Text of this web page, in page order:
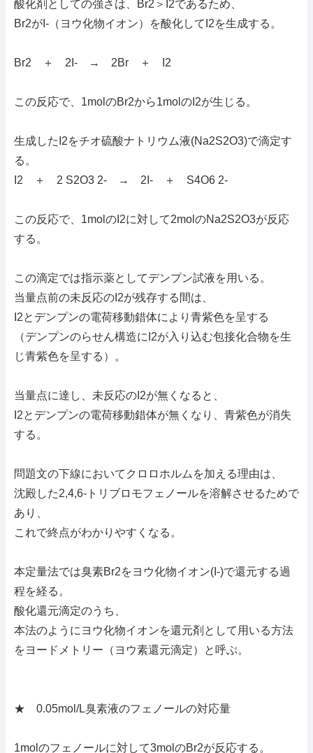
酸化剤としての強さは、Br2＞I2であるため、
Br2がI-（ヨウ化物イオン）を酸化してI2を生成する。
Br2 ＋ 2I- → 2Br ＋ I2
この反応で、1molのBr2から1molのI2が生じる。
生成したI2をチオ硫酸ナトリウム液(Na2S2O3)で滴定す
る。
I2 ＋ 2 S2O3 2- → 2I- ＋ S4O6 2-
この反応で、1molのI2に対して2molのNa2S2O3が反応
する。
この滴定では指示薬としてデンプン試液を用いる。
当量点前の未反応のI2が残存する間は、
I2とデンプンの電荷移動錯体により青紫色を呈する
（デンプンのらせん構造にI2が入り込む包接化合物を生
じ青紫色を呈する）。
当量点に達し、未反応のI2が無くなると、
I2とデンプンの電荷移動錯体が無くなり、青紫色が消失
する。
問題文の下線においてクロロホルムを加える理由は、
沈殿した2,4,6-トリブロモフェノールを溶解させるためで
あり、
これで終点がわかりやすくなる。
本定量法では臭素Br2をヨウ化物イオン(I-)で還元する過
程を経る。
酸化還元滴定のうち、
本法のようにヨウ化物イオンを還元剤として用いる方法
をヨードメトリー（ヨウ素還元滴定）と呼ぶ。
★ 0.05mol/L臭素液のフェノールの対応量
1molのフェノールに対して3molのBr2が反応する。